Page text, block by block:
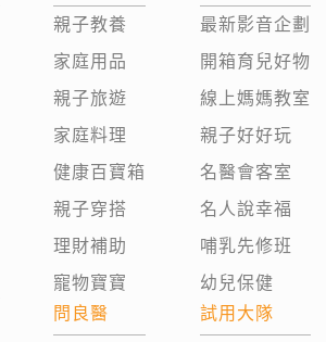
親子教養
家庭用品
親子旅遊
家庭料理
健康百寶箱
親子穿搭
理財補助
寵物寶寶
問良醫
最新影音企劃
開箱育兒好物
線上媽媽教室
親子好好玩
名醫會客室
名人說幸福
哺乳先修班
幼兒保健
試用大隊